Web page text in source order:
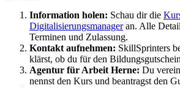
Information holen: Schau dir die
Digitalisierungsmanageran. Alle
Terminen und Zulassung.
Kontakt aufnehmen: SkillSprinters
klärst, ob du für den
Agentur für Arbeit Herne: Du
nennst den Kurs und beantragst den